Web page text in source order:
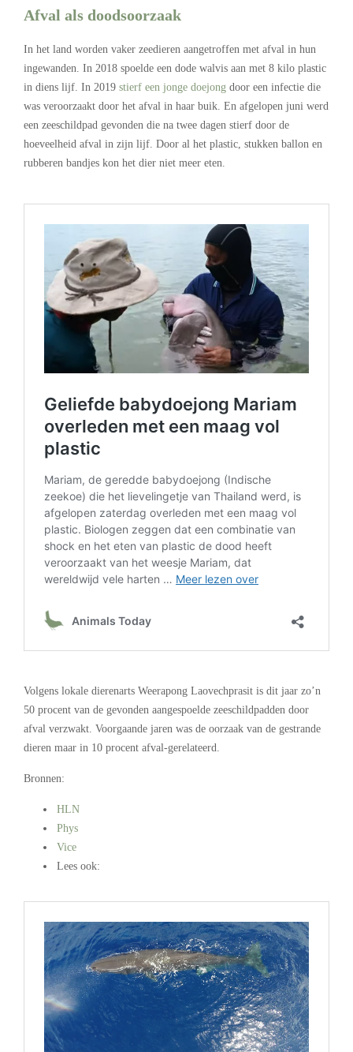
Afval als doodsoorzaak
In het land worden vaker zeedieren aangetroffen met afval in hun
ingewanden. In 2018 spoelde een dode walvis aan met 8 kilo plastic
in diens lijf. In 2019 stierf een jonge doejong door een infectie die
was veroorzaakt door het afval in haar buik. En afgelopen juni werd
een zeeschildpad gevonden die na twee dagen stierf door de
hoeveelheid afval in zijn lijf. Door al het plastic, stukken ballon en
rubberen bandjes kon het dier niet meer eten.
Volgens lokale dierenarts Weerapong Laovechprasit is dit jaar zo’n
50 procent van de gevonden aangespoelde zeeschildpadden door
afval verzwakt. Voorgaande jaren was de oorzaak van de gestrande
dieren maar in 10 procent afval-gerelateerd.
Bronnen:
HLN
Phys
Vice
Lees ook: